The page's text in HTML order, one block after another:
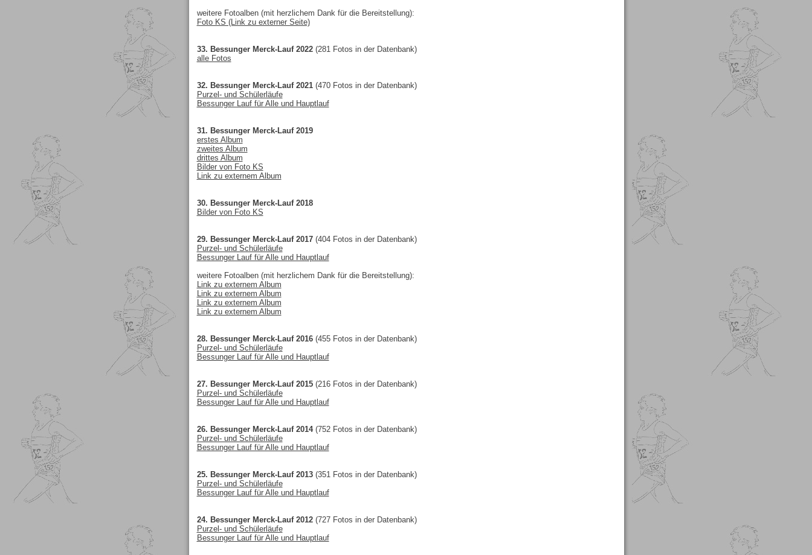
weitere Fotoalben (mit herzlichem Dank für die Bereitstellung):
Foto KS (Link zu externer Seite)
33. Bessunger Merck-Lauf 2022(281 Fotos in der Datenbank)
alle Fotos
32. Bessunger Merck-Lauf 2021(470 Fotos in der Datenbank)
Purzel- und Schülerläufe
Bessunger Lauf für Alle und Hauptlauf
31. Bessunger Merck-Lauf 2019
erstes Album
zweites Album
drittes Album
Bilder von Foto KS
Link zu externem Album
30. Bessunger Merck-Lauf 2018
Bilder von Foto KS
29. Bessunger Merck-Lauf 2017(404 Fotos in der Datenbank)
Purzel- und Schülerläufe
Bessunger Lauf für Alle und Hauptlauf
weitere Fotoalben (mit herzlichem Dank für die Bereitstellung):
Link zu externem Album
Link zu externem Album
Link zu externem Album
Link zu externem Album
28. Bessunger Merck-Lauf 2016(455 Fotos in der Datenbank)
Purzel- und Schülerläufe
Bessunger Lauf für Alle und Hauptlauf
27. Bessunger Merck-Lauf 2015(216 Fotos in der Datenbank)
Purzel- und Schülerläufe
Bessunger Lauf für Alle und Hauptlauf
26. Bessunger Merck-Lauf 2014(752 Fotos in der Datenbank)
Purzel- und Schülerläufe
Bessunger Lauf für Alle und Hauptlauf
25. Bessunger Merck-Lauf 2013(351 Fotos in der Datenbank)
Purzel- und Schülerläufe
Bessunger Lauf für Alle und Hauptlauf
24. Bessunger Merck-Lauf 2012(727 Fotos in der Datenbank)
Purzel- und Schülerläufe
Bessunger Lauf für Alle und Hauptlauf